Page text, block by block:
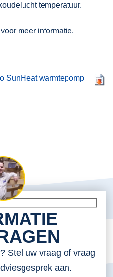
temperatuur.
voor meer informatie.
SunHeat warmtepomp
Stel uw vraag of vraag
aan.